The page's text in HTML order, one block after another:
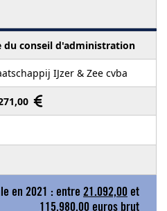
du conseil d'administration
IJzer & Zee cvba
en 2021 : entre 21.092,00 et